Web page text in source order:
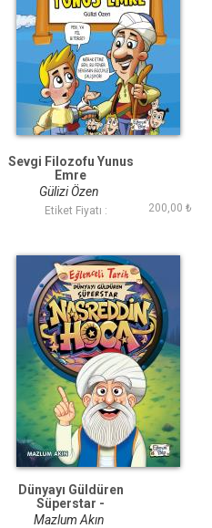
Sevgi Filozofu Yunus
Emre
Gülizi Özen
Etiket Fiyatı : 200,00 ₺
Dünyayı Güldüren
Süperstar -
Nasreddin Hoca
Mazlum Akın